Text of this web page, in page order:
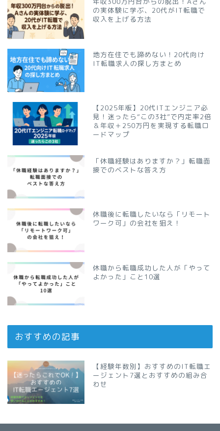
の実体験に学ぶ、20代がIT転職で
収入を上げる方法
地方在住でも諦めない！20代向け
IT転職求人の探し方まとめ
【2025年版】20代ITエンジニア必
見！迷ったら“この3社”で内定率2倍
＆年収＋250万円を実現する転職ロ
ードマップ
「休職経験はありますか？」転職面
接でのベストな答え方
休職後に転職したいなら「リモート
ワーク可」の会社を狙え！
休職から転職成功した人が「やって
よかった」こと10選
おすすめの記事
【経験年数別】おすすめのIT転職エ
ージェント7選とおすすめの組み合
わせ